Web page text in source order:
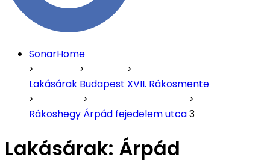
SonarHome
Lakásárak Budapest XVII. Rákosmente
Rákoshegy Árpád fejedelem utca3
Lakásárak: Árpád